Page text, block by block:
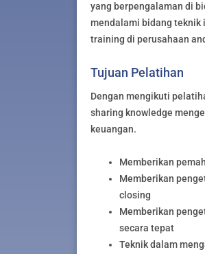
yang berpengalaman di
mendalami bidang teknik
training di perusahaan
Tujuan Pelatihan
Dengan mengikuti
sharing knowledge
keuangan.
Memberikan
Memberikan
closing
Memberikan
secara tepat
Teknik dalam